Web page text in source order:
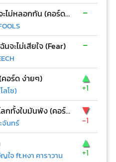
ไหนว่าจะไม่หลอกกัน (คอร์ด ง่ายๆ) -
นจะไม่เสียใจ (Fear) -
อร์ด ง่ายๆ)
ลโซ)
▲
+1
ก่อนที่โลกทั้งใบมันพัง (คอร์ด ง่ายๆ)
จันทร์
▼
-1
ใจ ft.หงา คาราวาน
▲
+1